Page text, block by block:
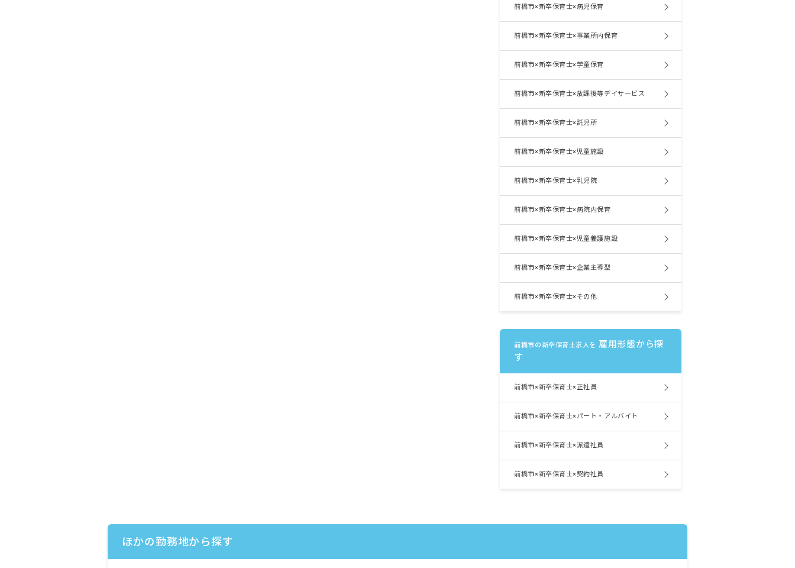
前橋市×新卒保育士×病児保育
前橋市×新卒保育士×事業所内保育
前橋市×新卒保育士×学童保育
前橋市×新卒保育士×放課後等デイサービス
前橋市×新卒保育士×託児所
前橋市×新卒保育士×児童施設
前橋市×新卒保育士×乳児院
前橋市×新卒保育士×病院内保育
前橋市×新卒保育士×児童養護施設
前橋市×新卒保育士×企業主導型
前橋市×新卒保育士×その他
前橋市の新卒保育士求人を 雇用形態から探
す
前橋市×新卒保育士×正社員
前橋市×新卒保育士×パート・アルバイト
前橋市×新卒保育士×派遣社員
前橋市×新卒保育士×契約社員
ほかの勤務地から探す